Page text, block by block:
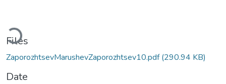
Files
ZaporozhtsevMarushevZaporozhtsev10.pdf(290.94 KB)
Date